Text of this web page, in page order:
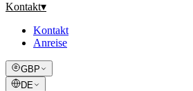
Kontakt▾
Kontakt
Anreise
GBP
DE